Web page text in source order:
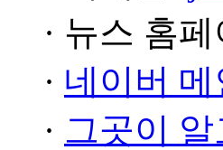
· 뉴스 홈
· 네이버
· 그곳이